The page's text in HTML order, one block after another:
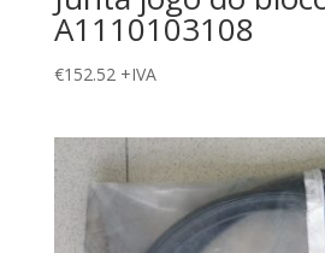
A1110103108
€152.52 +IVA